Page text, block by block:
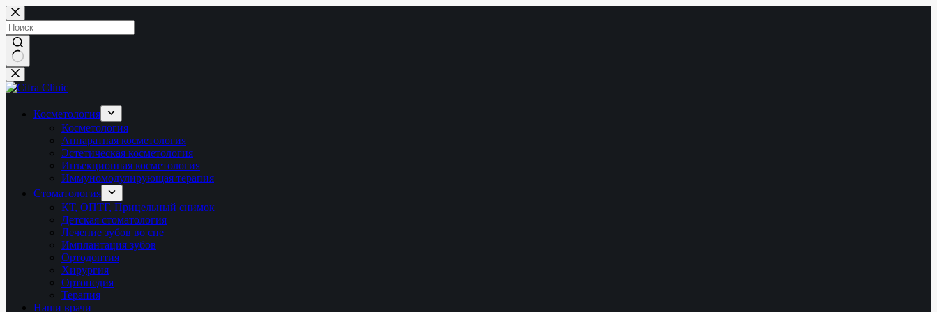
Перейти
к
сути
Ничего
не
Косметология
Косметология
Аппаратная косметология
Эстетическая косметология
Инъекционная косметология
Иммуномодулирующая терапия
Стоматология
КТ, ОПТГ, Прицельный снимок
Детская стоматология
Лечение зубов во сне
Имплантация зубов
Ортодонтия
Хирургия
Ортопедия
Терапия
Наши врачи